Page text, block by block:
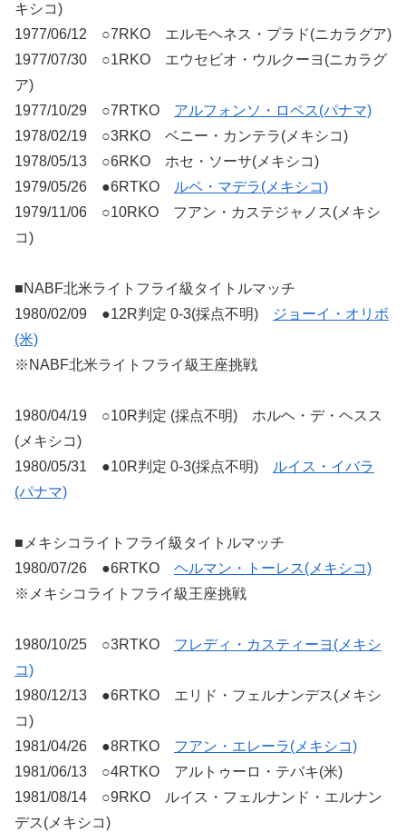
キシコ)
1977/06/12 ○7RKO エルモヘネス・プラド(ニカラグア)
1977/07/30 ○1RKO エウセビオ・ウルクーヨ(ニカラグ
ア)
1977/10/29 ○7RTKO アルフォンソ・ロペス(パナマ)
1978/02/19 ○3RKO ベニー・カンテラ(メキシコ)
1978/05/13 ○6RKO ホセ・ソーサ(メキシコ)
1979/05/26 ●6RTKO
ルペ・マデラ(メキシコ)
1979/11/06 ○10RKO フアン・カステジャノス(メキシ
コ)
■NABF北米ライトフライ級タイトルマッチ
1980/02/09 ●12R判定 0-3(採点不明)
ジョーイ・オリボ
(米)
※NABF北米ライトフライ級王座挑戦
1980/04/19 ○10R判定 (採点不明) ホルヘ・デ・ヘスス
(メキシコ)
1980/05/31 ●10R判定 0-3(採点不明)
ルイス・イバラ
(パナマ)
■メキシコライトフライ級タイトルマッチ
1980/07/26 ●6RTKO ヘルマン・トーレス(メキシコ)
※メキシコライトフライ級王座挑戦
1980/10/25 ○3RTKO フレディ・カスティーヨ(メキシ
コ)
1980/12/13 ●6RTKO エリド・フェルナンデス(メキシ
コ)
1981/04/26 ●8RTKO フアン・エレーラ(メキシコ)
1981/06/13 ○4RTKO アルトゥーロ・テバキ(米)
1981/08/14 ○9RKO ルイス・フェルナンド・エルナン
デス(メキシコ)